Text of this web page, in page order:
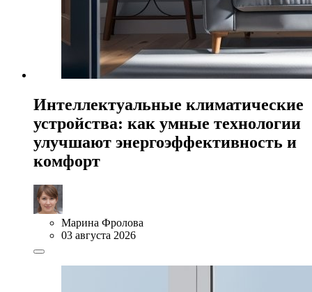
Интеллектуальные климатические
устройства: как умные технологии
улучшают энергоэффективность и
комфорт
Марина Фролова
03 августа 2026